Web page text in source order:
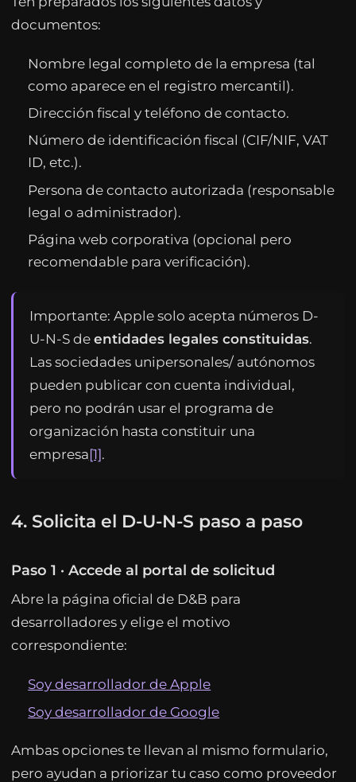
documentos:
Nombre legal completo de la empresa (tal
como aparece en el registro mercantil).
Dirección fiscal y teléfono de contacto.
Número de identificación fiscal (CIF/NIF, VAT
ID, etc.).
Persona de contacto autorizada (responsable
legal o administrador).
Página web corporativa (opcional pero
recomendable para verificación).
Importante: Apple solo acepta números D-
U-N-S de entidades legales constituidas.
Las sociedades unipersonales/ autónomos
pueden publicar con cuenta individual,
pero no podrán usar el programa de
organización hasta constituir una
empresa[1].
4. Solicita el D-U-N-S paso a paso
Paso 1 · Accede al portal de solicitud
Abre la página oficial de D&B para
desarrolladores y elige el motivo
correspondiente:
Soy desarrollador de Apple
Soy desarrollador de Google
Ambas opciones te llevan al mismo formulario,
pero ayudan a priorizar tu caso como proveedor